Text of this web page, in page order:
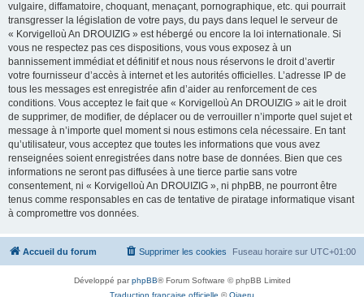
vulgaire, diffamatoire, choquant, menaçant, pornographique, etc. qui pourrait
transgresser la législation de votre pays, du pays dans lequel le serveur de
« Korvigelloù An DROUIZIG » est hébergé ou encore la loi internationale. Si
vous ne respectez pas ces dispositions, vous vous exposez à un
bannissement immédiat et définitif et nous nous réservons le droit d’avertir
votre fournisseur d’accès à internet et les autorités officielles. L’adresse IP de
tous les messages est enregistrée afin d’aider au renforcement de ces
conditions. Vous acceptez le fait que « Korvigelloù An DROUIZIG » ait le droit
de supprimer, de modifier, de déplacer ou de verrouiller n’importe quel sujet et
message à n’importe quel moment si nous estimons cela nécessaire. En tant
qu’utilisateur, vous acceptez que toutes les informations que vous avez
renseignées soient enregistrées dans notre base de données. Bien que ces
informations ne seront pas diffusées à une tierce partie sans votre
consentement, ni « Korvigelloù An DROUIZIG », ni phpBB, ne pourront être
tenus comme responsables en cas de tentative de piratage informatique visant
à compromettre vos données.
Accueil du forum Fuseau horaire sur UTC+01:00
Supprimer les cookies
Développé parphpBB® Forum Software © phpBB Limited
Traduction française officielle ©Qiaeru